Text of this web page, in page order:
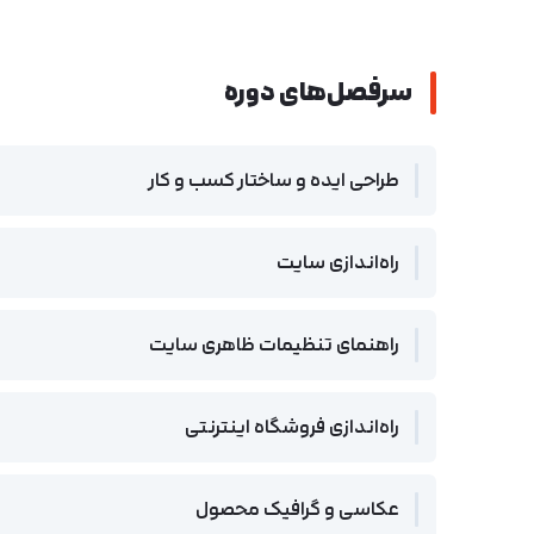
سرفصل‌های دوره
طراحی ایده و ساختار کسب و کار
راه‌اندازی سایت
راهنمای تنظیمات ظاهری سایت
راه‌اندازی فروشگاه اینترنتی
عکاسی و گرافیک محصول